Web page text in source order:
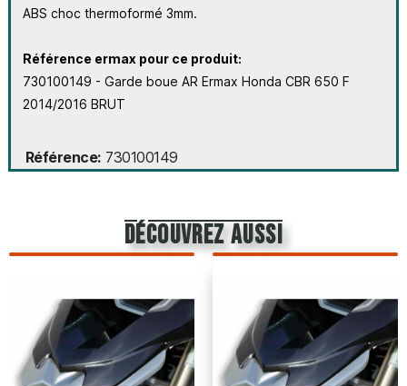
ABS choc thermoformé 3mm.
Référence ermax pour ce produit:
730100149 - Garde boue AR Ermax Honda CBR 650 F
2014/2016 BRUT
Référence 730100149
découvrez aussi